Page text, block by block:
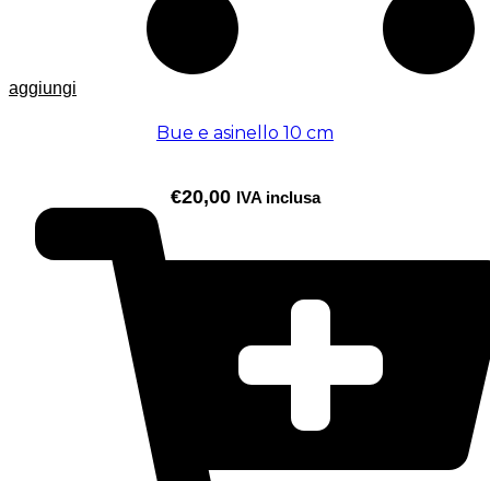
aggiungi
Bue e asinello 10 cm
€20,00 IVA inclusa